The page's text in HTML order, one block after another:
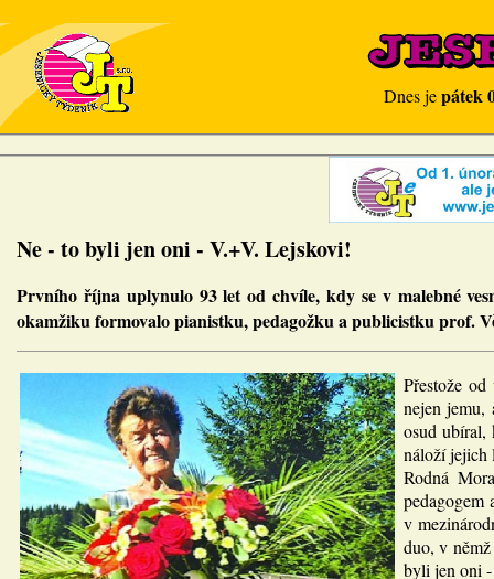
Dnes jepátek
Ne - to byli jen oni - V.+V. Lejskovi!
Prvního října uplynulo 93 let od chvíle, kdy se v malebné
okamžiku formovalo pianistku, pedagožku a publicistku prof.
Přestože
nejen jemu,
osud ubíral,
náloží jejich
Rodná
pedagogem
v
duo, v
byli jen oni